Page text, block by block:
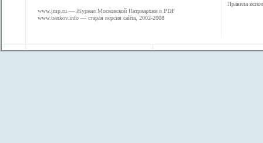
www.jmp.ru — Журнал Московской Патриархии в PDF
www.tserkov.info — старая версия сайта, 2002-2008
Правила